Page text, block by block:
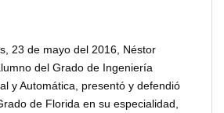
23 de mayo del 2016, Néstor
del Grado de Ingeniería
y Automática, presentó y defendió
de Florida en su especialidad,